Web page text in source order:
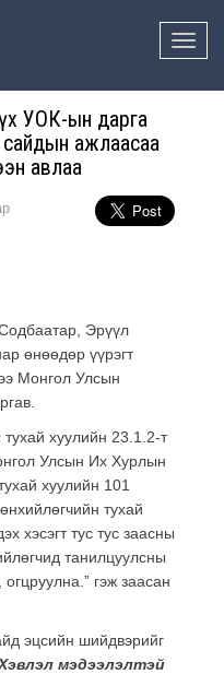
Toggle
УОК-ын дарга
ажлаасаа
авлаа
Эрүүл
өнөөдөр үүрэгт
Монгол Улсын
хуулийн 23.1.2-т
Улсын Их Хурлын
хуулийн 101
тухай
хэсэгт тус тус заасны
танилцуулсны
гэж заасан
эцсийн шийдвэрийг
мэдээлэлтэй